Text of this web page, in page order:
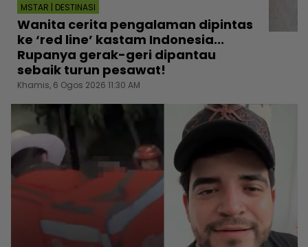
MSTAR | DESTINASI
Wanita cerita pengalaman dipintas
ke ‘red line’ kastam Indonesia...
Rupanya gerak-geri dipantau
sebaik turun pesawat!
Khamis, 6 Ogos 2026 11:30 AM